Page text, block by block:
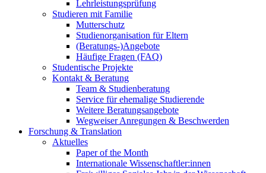
Lehrleistungsprüfung
Studieren mit Familie
Mutterschutz
Studienorganisation für Eltern
(Beratungs-)Angebote
Häufige Fragen (FAQ)
Studentische Projekte
Kontakt & Beratung
Team & Studienberatung
Service für ehemalige Studierende
Weitere Beratungsangebote
Wegweiser Anregungen & Beschwerden
Forschung & Translation
Aktuelles
Paper of the Month
Internationale Wissenschaftler:innen